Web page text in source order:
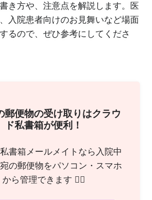
き方や、注意点を解説します。医
入院患者向けのお見舞いなど場面
るので、ぜひ参考にしてくださ
郵便物の受け取りはクラウ
ド私書箱が便利！
書箱メールメイトなら入院中
の郵便物をパソコン・スマホ
から管理できます 🙆‍♀️